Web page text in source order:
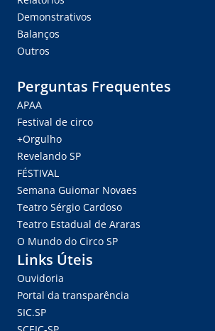
Demonstrativos
Balanços
Outros
Perguntas Frequentes
APAA
Festival de circo
+Orgulho
Revelando SP
FÉSTIVAL
Semana Guiomar Novaes
Teatro Sérgio Cardoso
Teatro Estadual de Araras
O Mundo do Circo SP
Links Úteis
Ouvidoria
Portal da transparência
SIC.SP